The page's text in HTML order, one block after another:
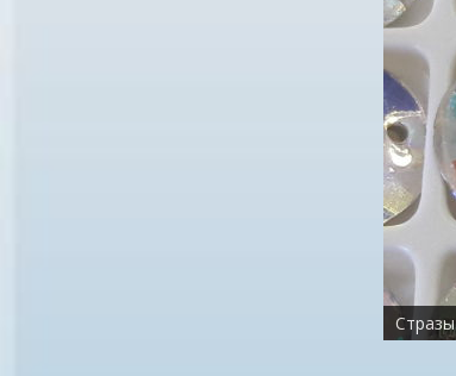
Стразы
Бусины